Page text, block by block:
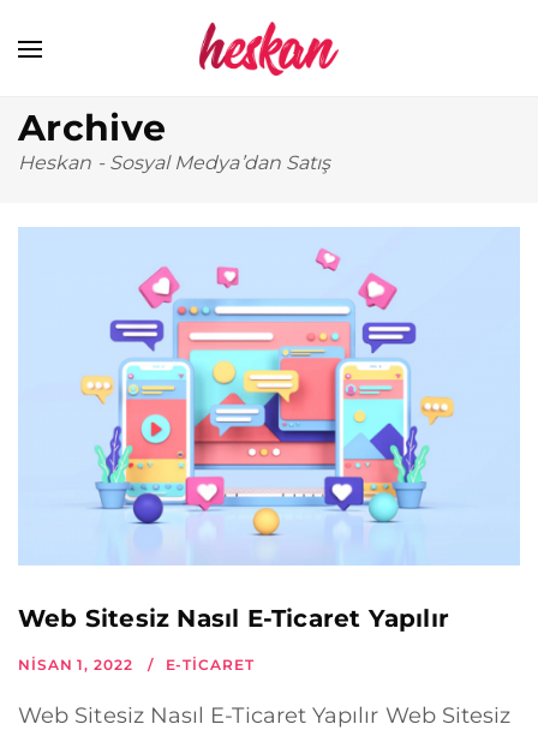
Archive
Heskan - Sosyal Medya’dan Satış
Web Sitesiz Nasıl E-Ticaret Yapılır
NISAN 1, 2022 E-TICARET
Web Sitesiz Nasıl E-Ticaret Yapılır Web Sitesiz